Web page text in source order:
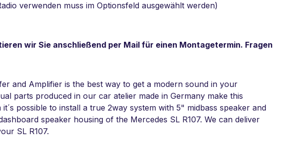
verwenden muss im Optionsfeld ausgewählt werden)
wir Sie anschließend per Mail für einen Montagetermin. Fragen
and Amplifier is the best way to get a modern sound in your
parts produced in our car atelier made in Germany make this
possible to install a true 2way system with 5" midbass speaker and
speaker housing of the Mercedes SL R107. We can deliver
SL R107.